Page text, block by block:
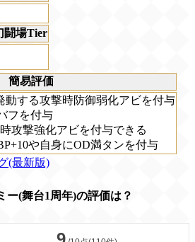
闘場Tier
簡易評価
動する攻撃時防御弱化アビを付与
フを付与
攻撃強化アビを付与できる
や自身にOD満タンを付与
(最新版)
ー(舞台1周年)の評価は？